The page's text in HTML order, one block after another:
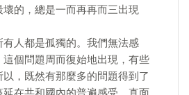
的，總是一而再再而三出現
人都是孤獨的。我們無法感
個問題周而復始地出現，有些
，既然有那麼多的問題得到了